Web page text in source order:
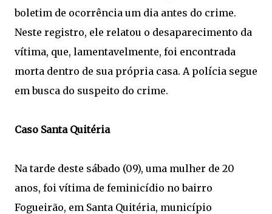
boletim de ocorrência um dia antes do crime.
Neste registro, ele relatou o desaparecimento da
vítima, que, lamentavelmente, foi encontrada
morta dentro de sua própria casa. A polícia segue
em busca do suspeito do crime.
Caso Santa Quitéria
Na tarde deste sábado (09), uma mulher de 20
anos, foi vítima de feminicídio no bairro
Fogueirão, em Santa Quitéria, município